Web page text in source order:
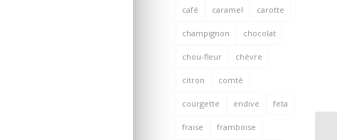
café caramel carotte
champignon chocolat
chou-fleur chèvre
citron comté
courgette endive feta
fraise framboise